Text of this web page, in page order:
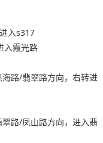
入s317
入霞光路
路/翡翠路方向，右转进
路/凤山路方向，进入翡